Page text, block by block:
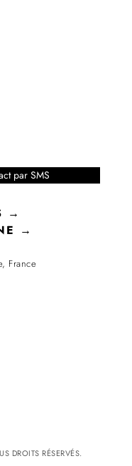
par SMS
→
→
France
DROITS RÉSERVÉS.